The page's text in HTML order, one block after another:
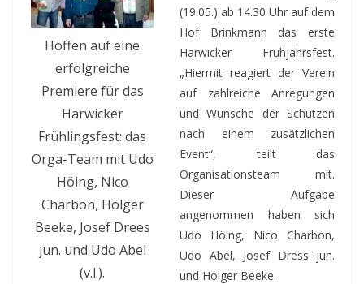
Hoffen auf eine
erfolgreiche
Premiere für das
Harwicker
Frühlingsfest: das
Orga-Team mit Udo
Höing, Nico
Charbon, Holger
Beeke, Josef Drees
jun. und Udo Abel
(v.l.).
(19.05.) ab 14.30 Uhr auf dem
Hof Brinkmann das erste
Harwicker Frühjahrsfest.
„Hiermit reagiert der Verein
auf zahlreiche Anregungen
und Wünsche der Schützen
nach einem zusätzlichen
Event“, teilt das
Organisationsteam mit.
Dieser Aufgabe
angenommen haben sich
Udo Höing, Nico Charbon,
Udo Abel, Josef Dress jun.
und Holger Beeke.